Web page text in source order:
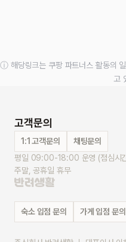
ⓘ 해당링크는 쿠팡 파트너스 활동의
고
고객문의
1:1 고객문의
채팅문의
평일 09:00-18:00 운영 (점심시
주말, 공휴일 휴무
숙소 입점 문의 가게 입점 문의